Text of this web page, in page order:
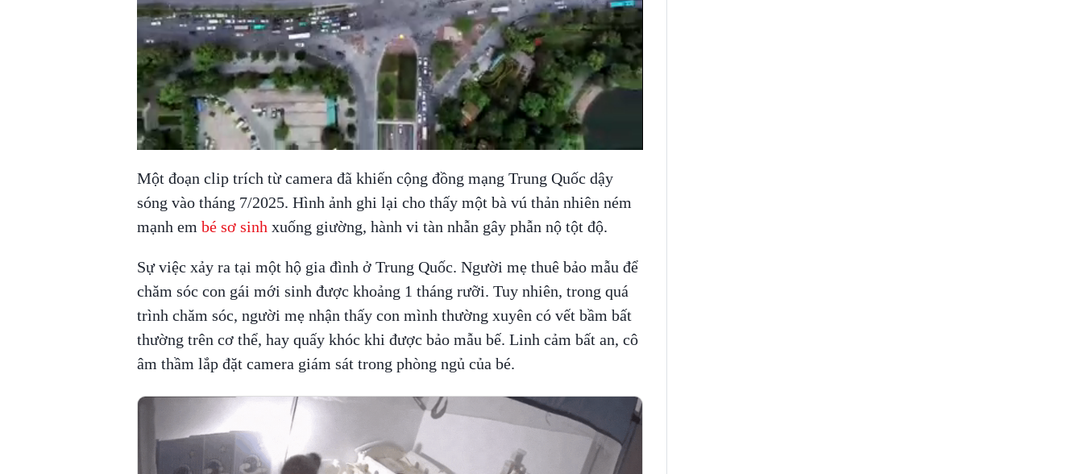
Một đoạn clip trích từ camera đã khiến cộng đồng mạng Trung Quốc dậy
sóng vào tháng 7/2025. Hình ảnh ghi lại cho thấy một bà vú thản nhiên ném
mạnh embé sơ sinhxuống giường, hành vi tàn nhẫn gây phẫn nộ tột độ.
Sự việc xảy ra tại một hộ gia đình ở Trung Quốc. Người mẹ thuê bảo mẫu để
chăm sóc con gái mới sinh được khoảng 1 tháng rưỡi. Tuy nhiên, trong quá
trình chăm sóc, người mẹ nhận thấy con mình thường xuyên có vết bầm bất
thường trên cơ thể, hay quấy khóc khi được bảo mẫu bế. Linh cảm bất an, cô
âm thầm lắp đặt camera giám sát trong phòng ngủ của bé.